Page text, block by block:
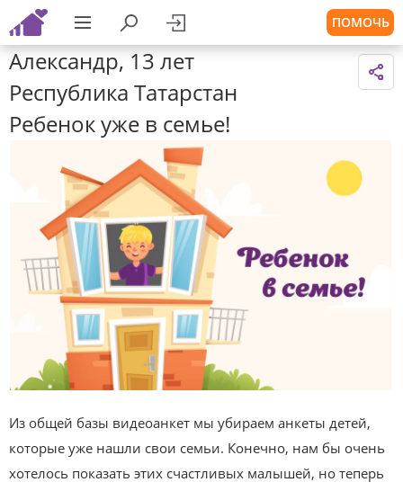
ПОМОЧЬ
Александр, 13 лет
Республика Татарстан
Ребенок уже в семье!
Из общей базы видеоанкет мы убираем анкеты детей,
которые уже нашли свои семьи. Конечно, нам бы очень
хотелось показать этих счастливых малышей, но теперь